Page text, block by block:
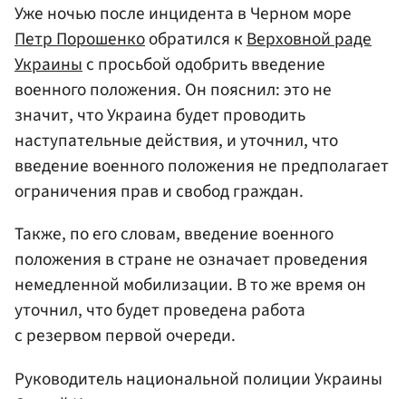
Уже ночью после инцидента в Черном море
Петр Порошенкообратился кВерховной раде
Украиныс просьбой одобрить введение
военного положения. Он пояснил: это не
значит, что Украина будет проводить
наступательные действия, и уточнил, что
введение военного положения не предполагает
ограничения прав и свобод граждан.
Также, по его словам, введение военного
положения в стране не означает проведения
немедленной мобилизации. В то же время он
уточнил, что будет проведена работа
с резервом первой очереди.
Руководитель национальной полиции Украины